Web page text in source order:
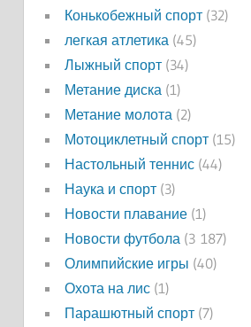
Конькобежный спорт(32)
легкая атлетика (45)
Лыжный спорт(34)
Метание диска (1)
Метание молота (2)
Мотоциклетный спорт(15)
Настольный теннис(44)
Наука и спорт(3)
Новости плавание(1)
Новости футбола (3 187)
Олимпийские игры (40)
Охота на лис(1)
Парашютный спорт(7)